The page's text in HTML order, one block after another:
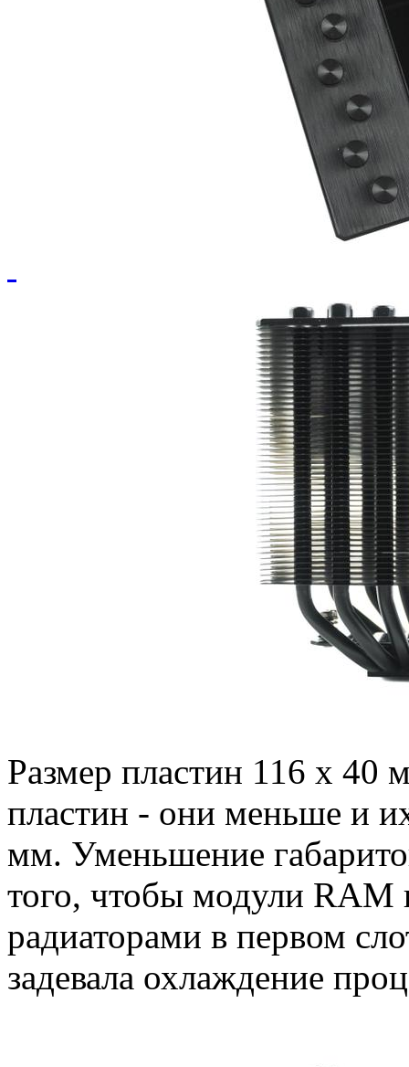
Размер пластин 116 х
пластин - они меньше и
мм. Уменьшение
того, чтобы модули RAM
радиаторами в первом
задевала охлаждение